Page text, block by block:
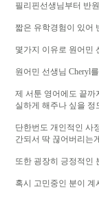
필리핀선생님부터 반
짧은 유학경험이 있어
몇가지 이유로 원어민
원어민 선생님 Cheryl
제 서툰 영어에도 끝까
실하게 해주나 싶을 정
단한번도 개인적인 사
간되서 딱 끊어버리는
또한 굉장히 긍정적인
혹시 고민중인 분이 계